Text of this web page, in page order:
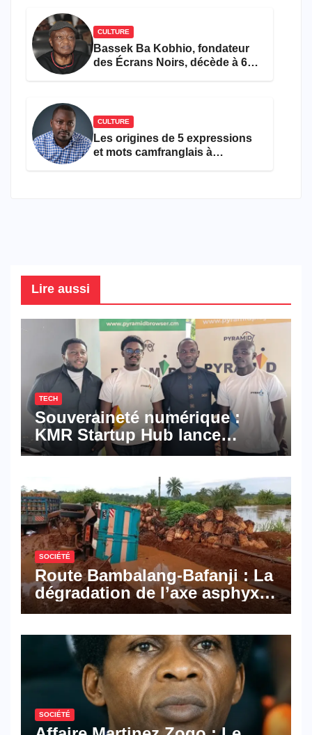
CULTURE
Bassek Ba Kobhio, fondateur
des Écrans Noirs, décède à 69
CULTURE
Les origines de 5 expressions
et mots camfranglais à
Lire aussi
TECH
Souveraineté numérique :
KMR Startup Hub lance
Pyramid Browser et Pyramid
numériques made in
Cameroon
SOCIÉTÉ
Route Bambalang-Bafanji : La
dégradation de l’axe asphyxie
les activités économiques
SOCIÉTÉ